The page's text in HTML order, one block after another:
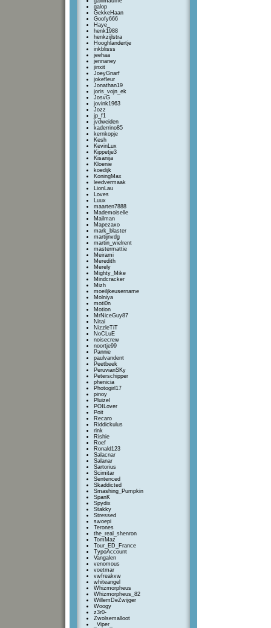
galop
GekkeHaan
Goofy666
Haye_
henk1988
henkzijlstra
Hooghlandertje
inkblisss
jeehaa
jennaney
jinxit
JoeyGnarf
jokefleur
Jonathan19
joris_vojn_ek
JosvG
jovink1963
Jozz
jp_f1
jvdweiden
kaderrino85
kernkopje
Kesh
KevinLux
Kippetje3
Kisanija
Kloenie
koedijk
KoningMax
leedvermaak
LionLau
Loves
Luux
maarten7888
Mademoiselle
Mailman
Mapezaxo
mark_blaster
martijnvdg
martin_wielrent
mastermattie
Meirami
Meredith
Merely
Mighty_Mike
Mindcracker
Mizh
moeiljkeusername
Molniya
moti0n
Motion
MrNiceGuy87
Nitai
NizzleTiT
NoCLuE
noisecrew
noortje99
Pannie
paulvandent
Peetbeek
PeruvianSKy
Peterschipper
phenicia
Photogirl17
pinoy
Pluizel
POILover
Poit
Recaro
Riddickulus
rink
Rishie
Roef
Ronald123
Salacnar
Salanar
Sartorius
Scimitar
Sentenced
Skaddicted
Smashing_Pumpkin
SpanK
Spydix
Stakky
Stressed
swoepi
Terones
the_real_shenron
TomMaz
Tour_ED_France
TypoAccount
Vangalen
venomous
voetmar
vwfreakvw
whiteangel
Whizmorpheus
Whizmorpheus_82
WillemDeZwijger
Woogy
z3r0-
Zwolsemalloot
_Viper_